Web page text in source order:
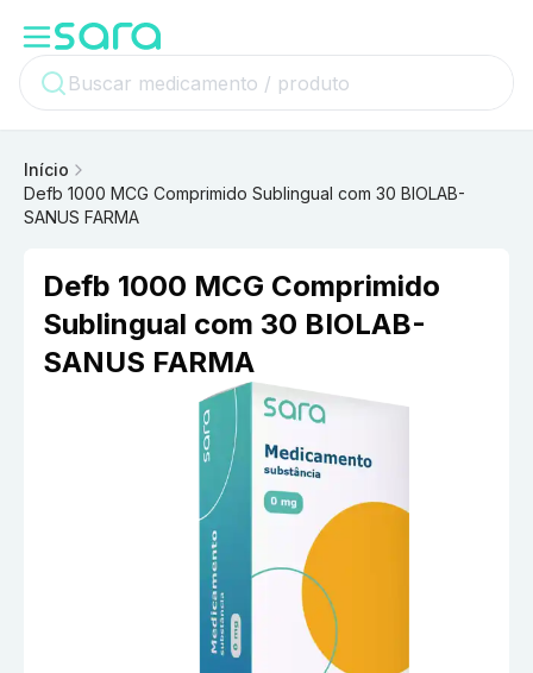
Início
Defb 1000 MCG Comprimido Sublingual com 30 BIOLAB-
SANUS FARMA
Defb 1000 MCG Comprimido
Sublingual com 30 BIOLAB-
SANUS FARMA